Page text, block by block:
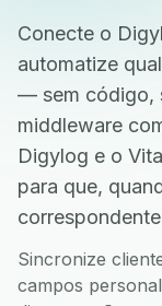
Conecte o
automatize
— sem código,
middleware
Digylog e o
para que,
Sincronize
campos